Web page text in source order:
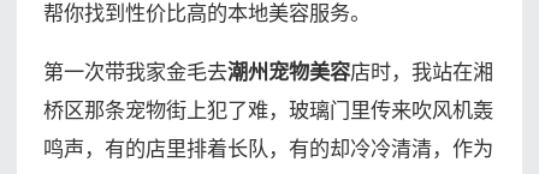
帮你找到性价比高的本地美容服务。
第一次带我家金毛去潮州宠物美容店时，我站在湘
桥区那条宠物街上犯了难，玻璃门里传来吹风机轰
鸣声，有的店里排着长队，有的却冷冷清清，作为